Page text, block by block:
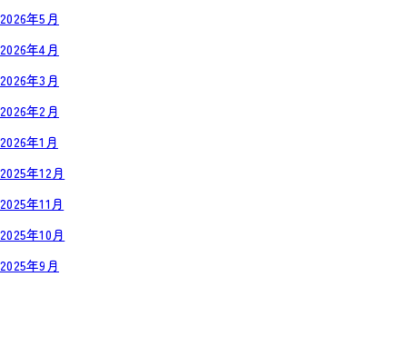
2026年5月
2026年4月
2026年3月
2026年2月
2026年1月
2025年12月
2025年11月
2025年10月
2025年9月